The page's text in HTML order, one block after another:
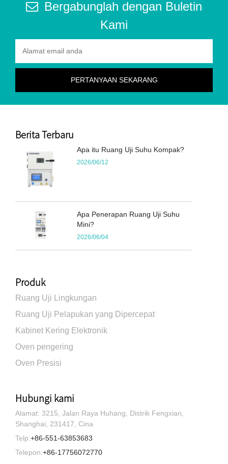
Bergabunglah dengan Buletin
Kami
Berita Terbaru
Apa itu Ruang Uji Suhu Kompak?
2026/06/12
Apa Penerapan Ruang Uji Suhu
Mini?
2026/06/04
Produk
Ruang Uji Lingkungan
Ruang Uji Pelapukan yang Dipercepat
Kabinet Kering Elektronik
Oven pengering
Oven Presisi
Hubungi kami
Alamat: 3215, Jalan Raya Huhang, Distrik Fengxian,
Shanghai, 231417, Cina
Telp:+86-551-63853683
Telepon:+86-17756072770